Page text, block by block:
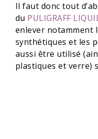
Il faut donc tout
du PULIGRAFF
enlever notamment
synthétiques et les
aussi être utilisé
plastiques et verre)